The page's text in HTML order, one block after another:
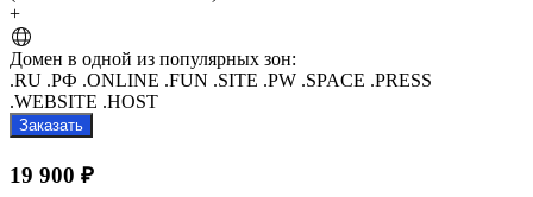
+
Домен в одной из популярных зон:
.RU .РФ .ONLINE .FUN .SITE .PW .SPACE .PRESS
.WEBSITE .HOST
Заказать
19 900 ₽